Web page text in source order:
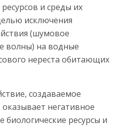
и среды их
исключения
(шумовое
волны) на водные
нереста обитающих
создаваемое
негативное
биологические ресурсы и